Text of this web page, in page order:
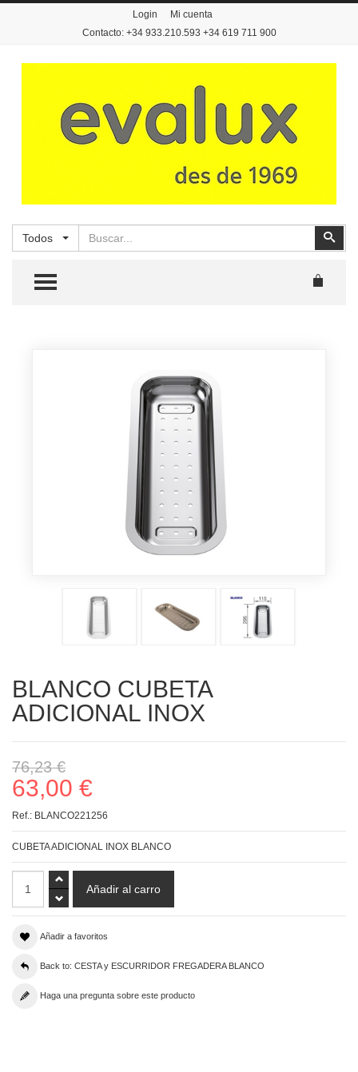
Login
Mi cuenta
Contacto: +34 933.210.593 +34 619 711 900
Todos
TOGGLE MENU
BLANCO CUBETA
ADICIONAL INOX
76,23 €
63,00 €
Ref.: BLANCO221256
CUBETA ADICIONAL INOX BLANCO
Añadir a favoritos
Back to: CESTA y ESCURRIDOR FREGADERA BLANCO
Haga una pregunta sobre este producto